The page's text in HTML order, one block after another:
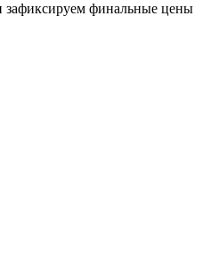
финальные цены